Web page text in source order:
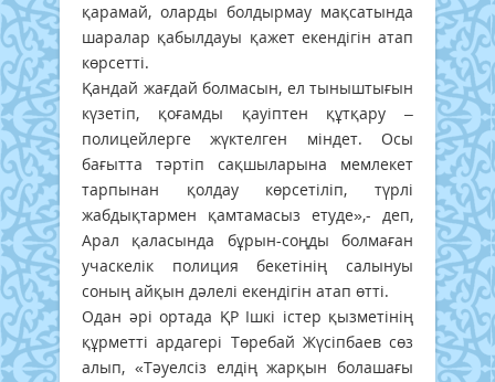
қарамай, оларды болдырмау мақсатында
шаралар қабылдауы қажет екендігін атап
көрсетті.
Қандай жағдай болмасын, ел тыныштығын
күзетіп, қоғамды қауіптен құтқару –
полицейлерге жүктелген міндет. Осы
бағытта тәртіп сақшыларына мемлекет
тарпынан қолдау көрсетіліп, түрлі
жабдықтармен қамтамасыз етуде»,- деп,
Арал қаласында бұрын-соңды болмаған
учаскелік полиция бекетінің салынуы
соның айқын дәлелі екендігін атап өтті.
Одан әрі ортада ҚР Ішкі істер қызметінің
құрметті ардагері Төребай Жүсіпбаев сөз
алып, «Тәуелсіз елдің жарқын болашағы